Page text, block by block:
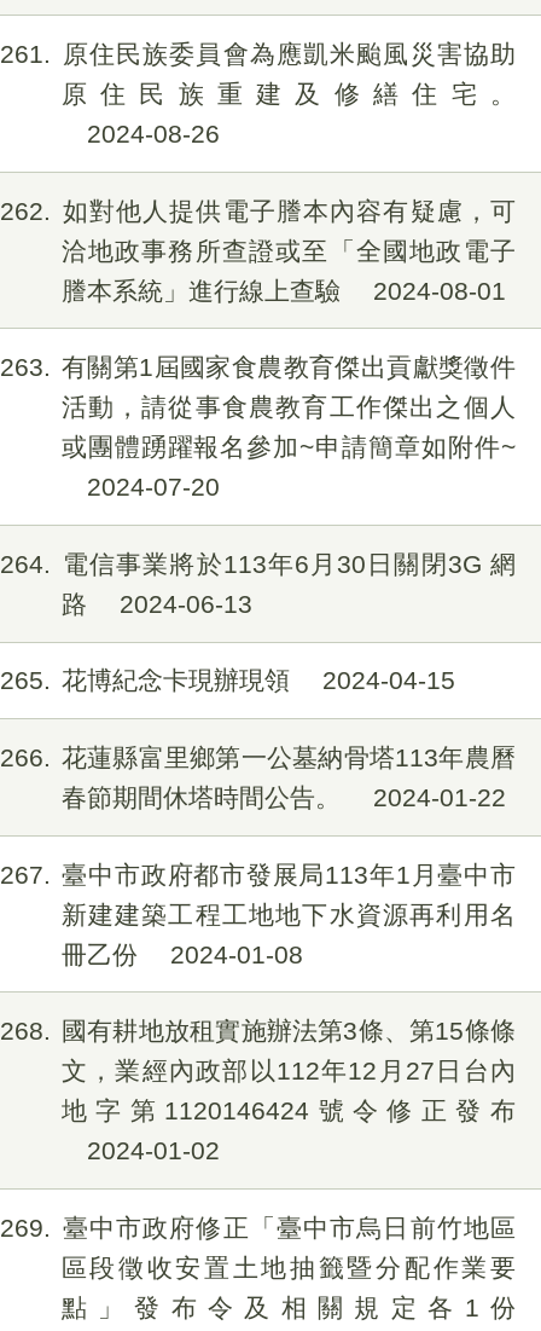
261
原住民族委員會為應凱米颱風災害協助
原住民族重建及修繕住宅。
2024-08-26
262
如對他人提供電子謄本內容有疑慮，可
洽地政事務所查證或至「全國地政電子
謄本系統」進行線上查驗
2024-08-01
263
有關第1屆國家食農教育傑出貢獻獎徵件
活動，請從事食農教育工作傑出之個人
或團體踴躍報名參加~申請簡章如附件~
2024-07-20
264
電信事業將於113年6月30日關閉3G 網
路
2024-06-13
265 花博紀念卡現辦現領 2024-04-15
266
花蓮縣富里鄉第一公墓納骨塔113年農曆
春節期間休塔時間公告。
2024-01-22
267
臺中市政府都市發展局113年1月臺中市
新建建築工程工地地下水資源再利用名
冊乙份
2024-01-08
268
國有耕地放租實施辦法第3條、第15條條
文，業經內政部以112年12月27日台內
地字第1120146424號令修正發布
2024-01-02
269
臺中市政府修正「臺中市烏日前竹地區
區段徵收安置土地抽籤暨分配作業要
點」發布令及相關規定各1份